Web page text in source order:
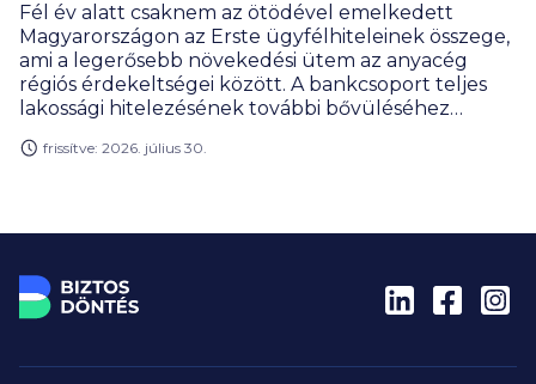
Fél év alatt csaknem az ötödével emelkedett
Magyarországon az Erste ügyfélhiteleinek összege,
ami a legerősebb növekedési ütem az anyacég
régiós érdekeltségei között. A bankcsoport teljes
lakossági hitelezésének további bővüléséhez
kereslet élénkülése.
frissítve: 2026. július 30.